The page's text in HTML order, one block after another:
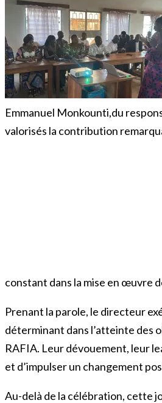
Emmanuel Monkounti,du
valorisés la contribution
constant dans la mise en œuvre
Prenant la parole, le directeur
déterminant dans l’atteinte des
RAFIA. Leur dévouement, leur
et d’impulser un changement
Au-delà de la célébration, cette